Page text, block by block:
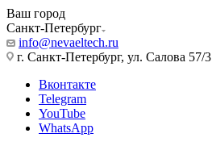
Ваш город
Санкт-Петербург
info@nevaeltech.ru
г. Санкт-Петербург, ул. Салова 57/3
Вконтакте
Telegram
YouTube
WhatsApp